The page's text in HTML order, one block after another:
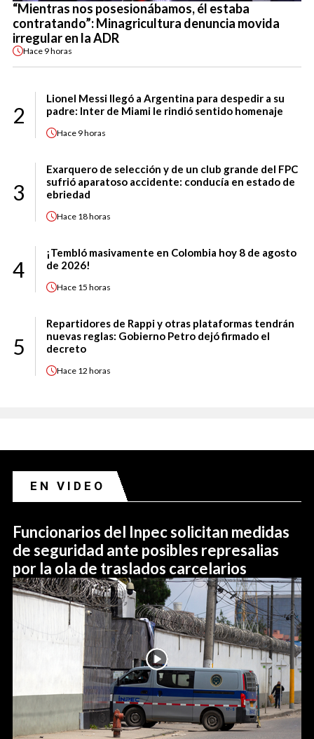
“Mientras nos posesionábamos, él estaba
contratando”: Minagricultura denuncia movida
irregular en la ADR
Hace 9 horas
2
Lionel Messi llegó a Argentina para despedir a su
padre: Inter de Miami le rindió sentido homenaje
Hace 9 horas
3
Exarquero de selección y de un club grande del FPC
sufrió aparatoso accidente: conducía en estado de
ebriedad
Hace 18 horas
4
¡Tembló masivamente en Colombia hoy 8 de agosto
de 2026!
Hace 15 horas
5
Repartidores de Rappi y otras plataformas tendrán
nuevas reglas: Gobierno Petro dejó firmado el
decreto
Hace 12 horas
EN VIDEO
Funcionarios del Inpec solicitan medidas
de seguridad ante posibles represalias
por la ola de traslados carcelarios